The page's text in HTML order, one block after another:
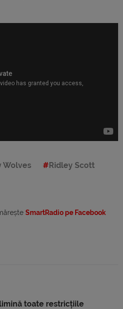
Wolves Ridley Scott
SmartRadio pe Facebook
toate restricțiile